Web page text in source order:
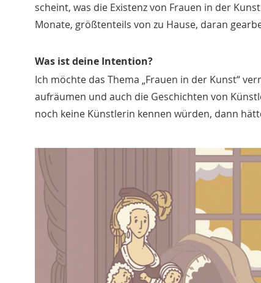
scheint, was die Existenz von Frauen in der
Monate, größtenteils von zu Hause, daran
Was ist deine Intention?
Ich möchte das Thema „Frauen in der Kunst“
aufräumen und auch die Geschichten von
noch keine Künstlerin kennen würden, dann